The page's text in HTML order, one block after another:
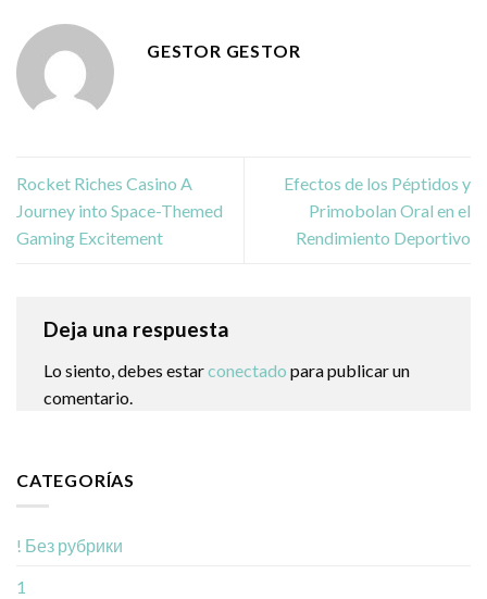
GESTOR GESTOR
Rocket Riches Casino A
Journey into Space-Themed
Gaming Excitement
Efectos de los Péptidos y
Primobolan Oral en el
Rendimiento Deportivo
Deja una respuesta
Lo siento, debes estarconectado para publicar un
comentario.
CATEGORÍAS
! Без рубрики
1